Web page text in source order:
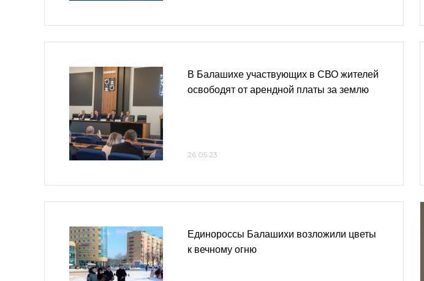
В Балашихе участвующих в СВО жителей
освободят от арендной платы за землю
26.05.23
Единороссы Балашихи возложили цветы
к вечному огню